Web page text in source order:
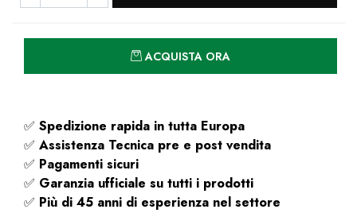
ACQUISTA ORA
✅ Spedizione rapida in tutta Europa
✅ Assistenza Tecnica pre e post vendita
✅ Pagamenti sicuri
✅ Garanzia ufficiale su tutti i prodotti
✅ Più di 45 anni di esperienza nel settore